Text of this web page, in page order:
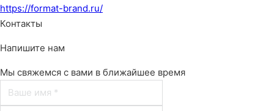
https://format-brand.ru/
Контакты
Напишите нам
Мы свяжемся с вами в ближайшее время